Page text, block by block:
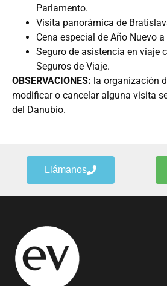
Parlamento.
Visita panorámica de
Cena especial de Año Nuevo
Seguro de asistencia en viaje
Seguros de Viaje.
OBSERVACIONES: la organización
modificar o cancelar alguna visita
del Danubio.
Llámanos